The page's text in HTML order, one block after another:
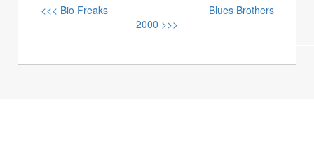
<<< Bio Freaks
Blues Brothers
2000 >>>